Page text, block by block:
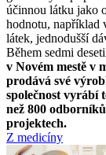
účinnou látku jako
hodnotu, například
látek, jednodušší
Během sedmi
v Novém mestě v
prodává své
společnost vyrábí
než 800
projektech.
Z medicíny